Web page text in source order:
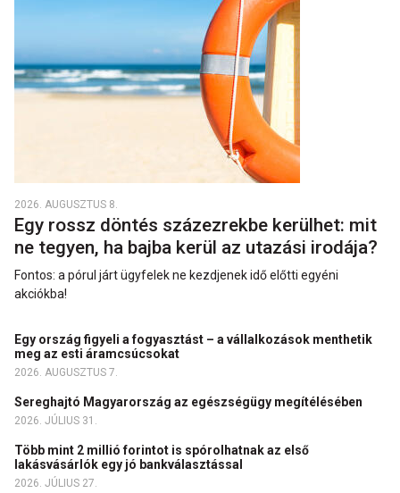
2026. AUGUSZTUS 8.
Egy rossz döntés százezrekbe kerülhet: mit
ne tegyen, ha bajba kerül az utazási irodája?
Fontos: a pórul járt ügyfelek ne kezdjenek idő előtti egyéni
akciókba!
Egy ország figyeli a fogyasztást – a vállalkozások menthetik
meg az esti áramcsúcsokat
2026. AUGUSZTUS 7.
Sereghajtó Magyarország az egészségügy megítélésében
2026. JÚLIUS 31.
Több mint 2 millió forintot is spórolhatnak az első
lakásvásárlók egy jó bankválasztással
2026. JÚLIUS 27.